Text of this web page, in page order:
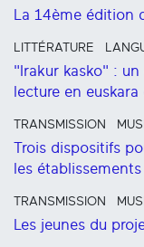
La 14ème édition
LITTÉRATURE
"Irakur kasko" :
lecture en
TRANSMISSION
Trois dispositifs
les
TRANSMISSION
Les jeunes du